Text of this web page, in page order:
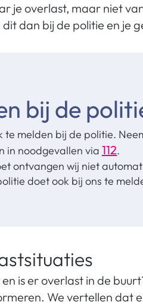
je overlast, maar niet
dit dan bij de politie en je
bij de
te melden bij de politie.
in noodgevallen via 112.
ontvangen wij niet
doet ook bij ons te
is er overlast in de
We vertellen dat